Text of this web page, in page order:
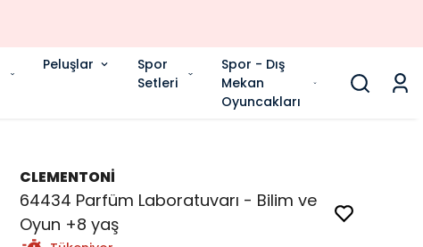
Peluşlar
Spor
Setleri
Spor - Dış
Mekan
Oyuncakları
CLEMENTONİ
64434 Parfüm Laboratuvarı - Bilim ve
Oyun +8 yaş